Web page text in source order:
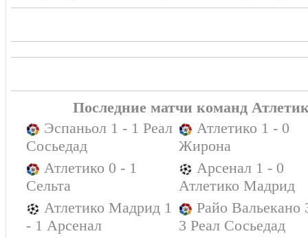
Последние матчи команд
Эспаньол 1 - 1 Реал
Сосьедад
Атлетико 1 - 0
Жирона
Атлетико 0 - 1
Сельта
Арсенал 1 - 0
Атлетико Мадрид
Атлетико Мадрид 1
- 1 Арсенал
Райо Вальекано
3 Реал Сосьедад